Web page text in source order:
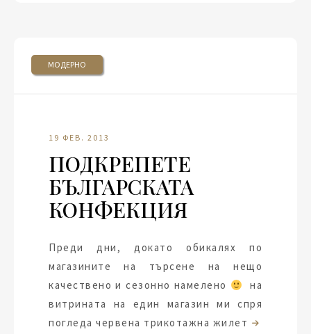
МОДЕРНО
19 ФЕВ. 2013
ПОДКРЕПЕТЕ
БЪЛГАРСКАТА
КОНФЕКЦИЯ
Преди дни, докато обикалях по
магазините на търсене на нещо
качествено и сезонно намелено
на
витрината на един магазин ми спря
погледа червена трикотажна жилет